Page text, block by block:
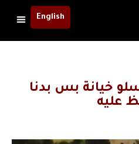
English
خيانة بس بدنا
عليه